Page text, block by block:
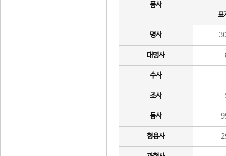
품사
표
명사
대명사
수사
조사
동사
형용사